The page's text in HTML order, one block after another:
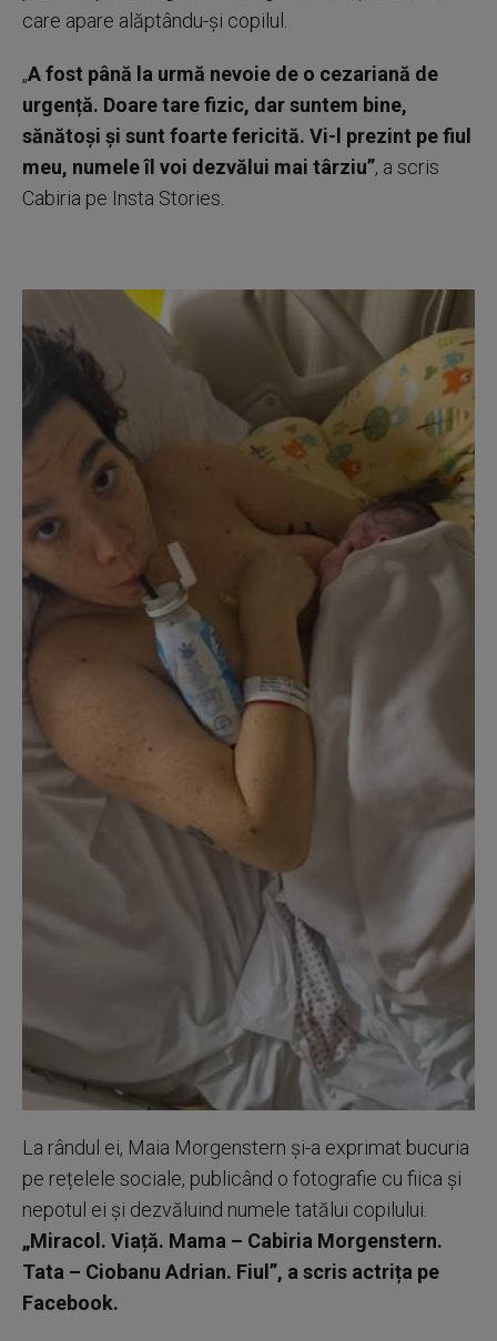
care apare alăptându-și copilul.
„A fost până la urmă nevoie de o cezariană de
urgență. Doare tare fizic, dar suntem bine,
sănătoși și sunt foarte fericită. Vi-l prezint pe fiul
meu, numele îl voi dezvălui mai târziu”, a scris
Cabiria pe Insta Stories.
La rândul ei, Maia Morgenstern și-a exprimat bucuria
pe rețelele sociale, publicând o fotografie cu fiica și
nepotul ei și dezvăluind numele tatălui copilului.
„Miracol. Viață. Mama – Cabiria Morgenstern.
Tata – Ciobanu Adrian. Fiul”, a scris actrița pe
Facebook.